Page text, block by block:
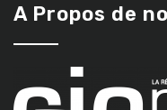
A Propos de